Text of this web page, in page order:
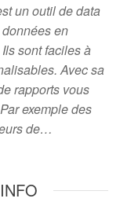
un outil de data
en
sont faciles à
Avec sa
rapports vous
exemple des
de…